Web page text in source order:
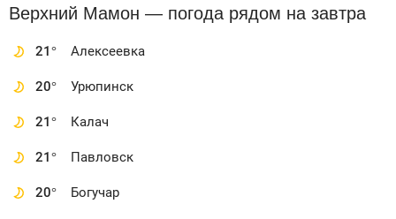
Верхний Мамон — погода рядом на завтра
21° Алексеевка
20° Урюпинск
21° Калач
21° Павловск
20° Богучар